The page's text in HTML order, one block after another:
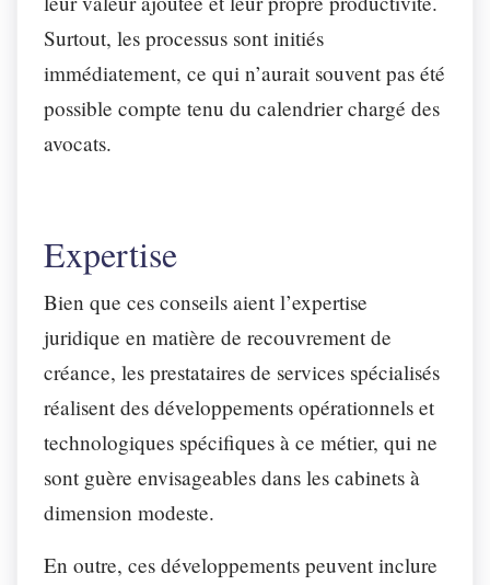
Surtout, les processus sont initiés
immédiatement, ce qui n’aurait souvent pas été
possible compte tenu du calendrier chargé des
avocats.
Expertise
Bien que ces conseils aient l’expertise
juridique en matière de recouvrement de
créance, les prestataires de services spécialisés
réalisent des développements opérationnels et
technologiques spécifiques à ce métier, qui ne
sont guère envisageables dans les cabinets à
dimension modeste.
En outre, ces développements peuvent inclure